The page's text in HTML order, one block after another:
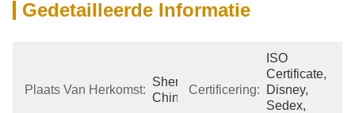
Gedetailleerde Informatie
Plaats Van Herkomst:
Shenzhen
China
Certificering:
ISO
Certificate,
Disney,
Sedex,